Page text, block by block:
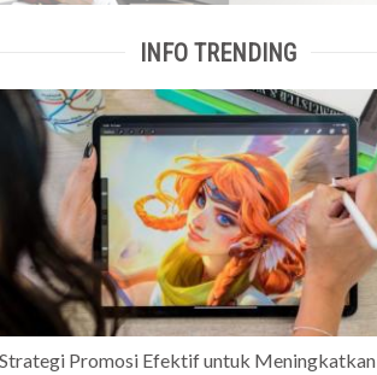
INFO TRENDING
Promosi Efektif untuk Meningkatkan